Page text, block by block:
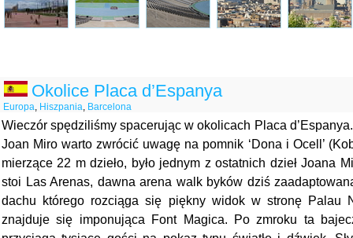
Okolice Placa d’Espanya
Europa, Hiszpania, Barcelona
Wieczór spędziliśmy spacerując w okolicach Placa
Joan Miro warto zwrócić uwagę na pomnik ‘Dona i Ocell’
mierzące 22 m dzieło, było jednym z ostatnich dzieł Joana
stoi Las Arenas, dawna arena walk byków dziś
dachu którego rozciąga się piękny widok w stronę Palau
znajduje się imponująca Font Magica. Po zmroku ta